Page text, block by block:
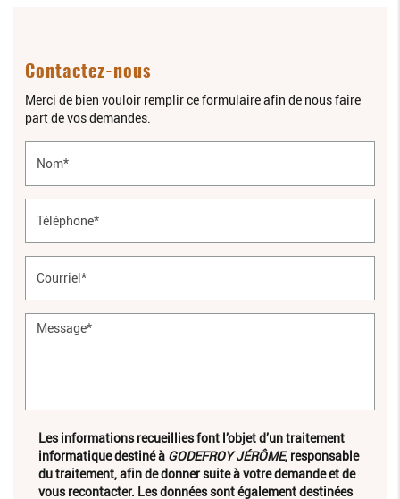
Contactez-nous
Merci de bien vouloir remplir ce formulaire afin de nous faire
part de vos demandes.
Les informations recueillies font l’objet d’un traitement
informatique destiné àGODEFROY JÉRÔME, responsable
du traitement, afin de donner suite à votre demande et de
vous recontacter. Les données sont également destinées